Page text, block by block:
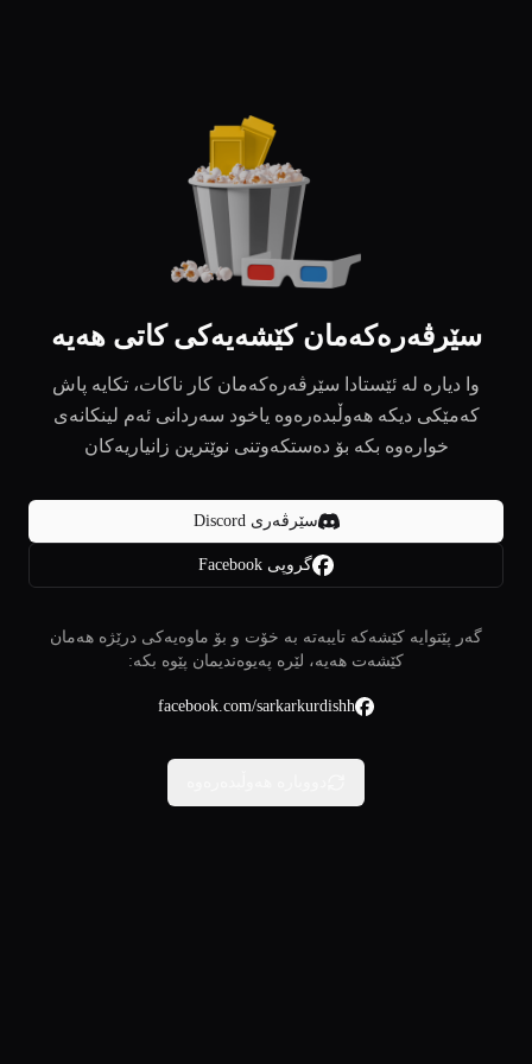
سێرڤەرەکەمان کێشەیەکی کاتی هەیە
وا دیارە لە ئێستادا سێرڤەرەکەمان کار ناکات، تکایە پاش
کەمێکی دیکە هەوڵبدەرەوە یاخود سەردانی ئەم لینکانەی
خوارەوە بکە بۆ دەستکەوتنی نوێترین زانیاریەکان
سێرڤەری Discord
گروپی Facebook
گەر پێتوایە کێشەکە تایبەتە بە خۆت و بۆ ماوەیەکی درێژە هەمان
کێشەت هەیە، لێرە پەیوەندیمان پێوە بکە:
facebook.com/sarkarkurdishh